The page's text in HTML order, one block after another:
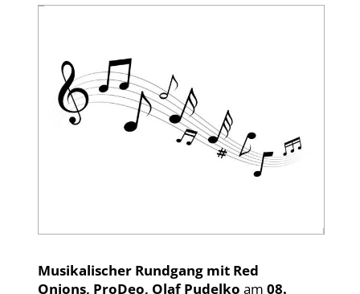
Musikalischer Rundgang mit Red
Onions, ProDeo, Olaf Pudelko am 08.